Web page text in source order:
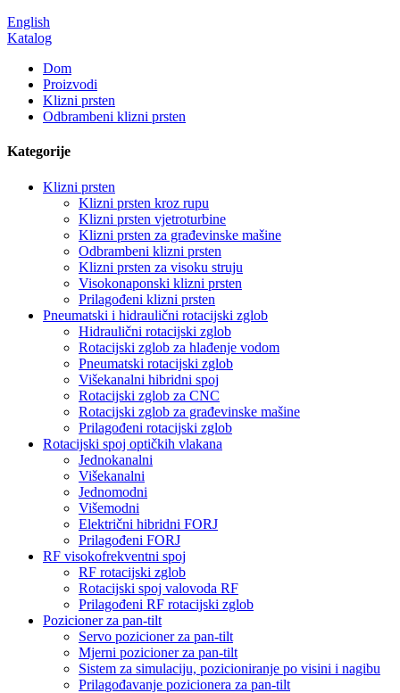
English
Katalog
Dom
Proizvodi
Klizni prsten
Odbrambeni klizni prsten
Kategorije
Klizni prsten
Klizni prsten kroz rupu
Klizni prsten vjetroturbine
Klizni prsten za građevinske mašine
Odbrambeni klizni prsten
Klizni prsten za visoku struju
Visokonaponski klizni prsten
Prilagođeni klizni prsten
Pneumatski i hidraulični rotacijski zglob
Hidraulični rotacijski zglob
Rotacijski zglob za hlađenje vodom
Pneumatski rotacijski zglob
Višekanalni hibridni spoj
Rotacijski zglob za CNC
Rotacijski zglob za građevinske mašine
Prilagođeni rotacijski zglob
Rotacijski spoj optičkih vlakana
Jednokanalni
Višekanalni
Jednomodni
Višemodni
Električni hibridni FORJ
Prilagođeni FORJ
RF visokofrekventni spoj
RF rotacijski zglob
Rotacijski spoj valovoda RF
Prilagođeni RF rotacijski zglob
Pozicioner za pan-tilt
Servo pozicioner za pan-tilt
Mjerni pozicioner za pan-tilt
Sistem za simulaciju, pozicioniranje po visini i nagibu
Prilagođavanje pozicionera za pan-tilt